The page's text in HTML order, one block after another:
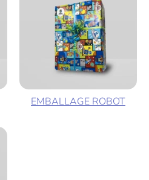
EMBALLAGE ROBOT